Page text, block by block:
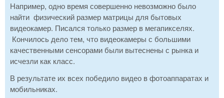
Например, одно время совершенно невозможно было
найти физический размер матрицы для бытовых
видеокамер. Писался только размер в мегапикселях.
Кончилось дело тем, что видеокамеры с большими
качественными сенсорами были вытеснены с рынка и
исчезли как класс.
В результате их всех победило видео в фотоаппаратах и
мобильниках.